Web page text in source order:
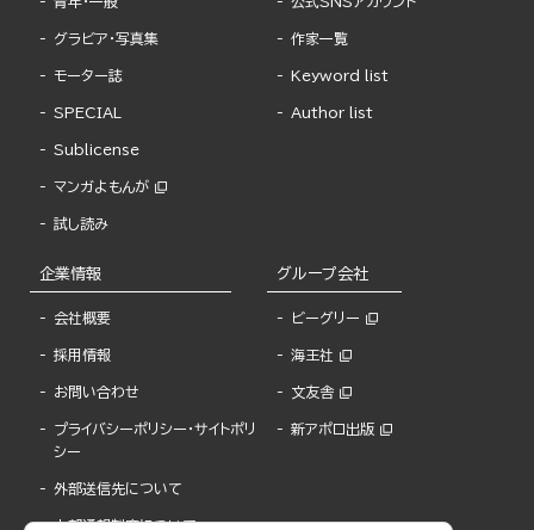
グラビア・写真集
モーター誌
SPECIAL
Sublicense
マンガよもんが
試し読み
作家一覧
Keyword list
Author list
企業情報
会社概要
採用情報
お問い合わせ
プライバシーポリシー・サイトポリ
シー
外部送信先について
内部通報制度について
グループ会社
ビーグリー
海王社
文友舎
新アポロ出版